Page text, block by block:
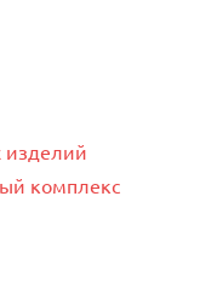
изделий
комплекс